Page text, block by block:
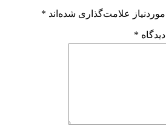
موردنیاز علامت‌گذاری شده‌اند *
دیدگاه *